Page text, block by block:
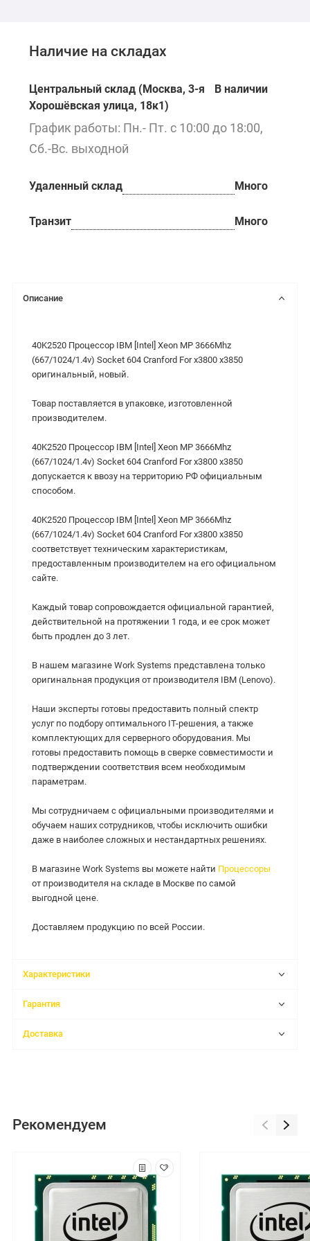
Наличие на складах
Центральный склад (Москва, 3-я
Хорошёвская улица, 18к1)
В наличии
График работы: Пн.- Пт. с 10:00 до 18:00,
Сб.-Вс. выходной
Удаленный склад Много
Транзит Много
Описание
40K2520 Процессор IBM [Intel] Xeon MP 3666Mhz
(667/1024/1.4v) Socket 604 Cranford For x3800 x3850
оригинальный, новый.
Товар поставляется в упаковке, изготовленной
производителем.
40K2520 Процессор IBM [Intel] Xeon MP 3666Mhz
(667/1024/1.4v) Socket 604 Cranford For x3800 x3850
допускается к ввозу на территорию РФ официальным
способом.
40K2520 Процессор IBM [Intel] Xeon MP 3666Mhz
(667/1024/1.4v) Socket 604 Cranford For x3800 x3850
cоответствует техническим характеристикам,
предоставленным производителем на его официальном
сайте.
Каждый товар сопровождается официальной гарантией,
действительной на протяжении 1 года, и ее срок может
быть продлен до 3 лет.
В нашем магазине Work Systems представлена только
оригинальная продукция от производителя IBM (Lenovo).
Наши эксперты готовы предоставить полный спектр
услуг по подбору оптимального IT-решения, а также
комплектующих для серверного оборудования. Мы
готовы предоставить помощь в сверке совместимости и
подтверждении соответствия всем необходимым
параметрам.
Мы сотрудничаем с официальными производителями и
обучаем наших сотрудников, чтобы исключить ошибки
даже в наиболее сложных и нестандартных решениях.
В магазине Work Systems вы можете найти Процессоры
от производителя на складе в Москве по самой
выгодной цене.
Доставляем продукцию по всей России.
Характеристики
Гарантия
Доставка
Рекомендуем